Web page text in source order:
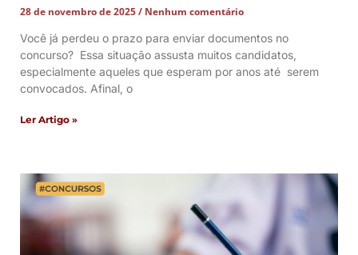
28 de novembro de 2025
Nenhum comentário
Você já perdeu o prazo para enviar documentos no
concurso? Essa situação assusta muitos candidatos,
especialmente aqueles que esperam por anos até serem
convocados. Afinal, o
Ler Artigo »